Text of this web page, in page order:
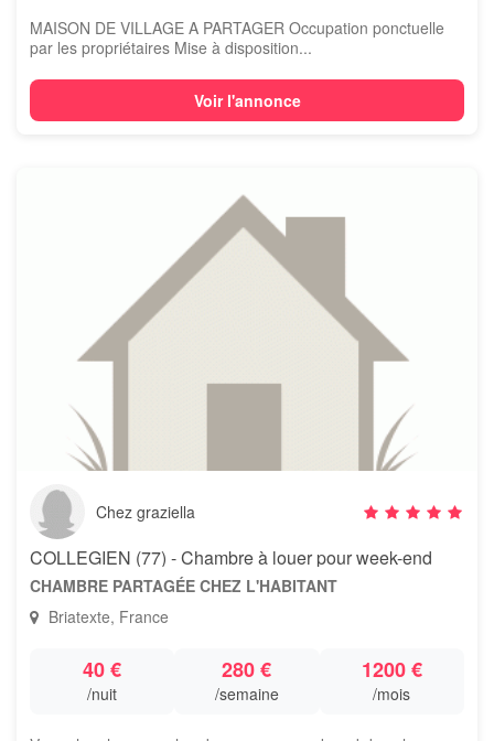
MAISON DE VILLAGE A PARTAGER Occupation ponctuelle
par les propriétaires Mise à disposition...
Voir l'annonce
Chez graziella
COLLEGIEN (77) - Chambre à louer pour week-end
CHAMBRE PARTAGÉE CHEZ L'HABITANT
Briatexte, France
40 €
/nuit
280 €
/semaine
1200 €
/mois